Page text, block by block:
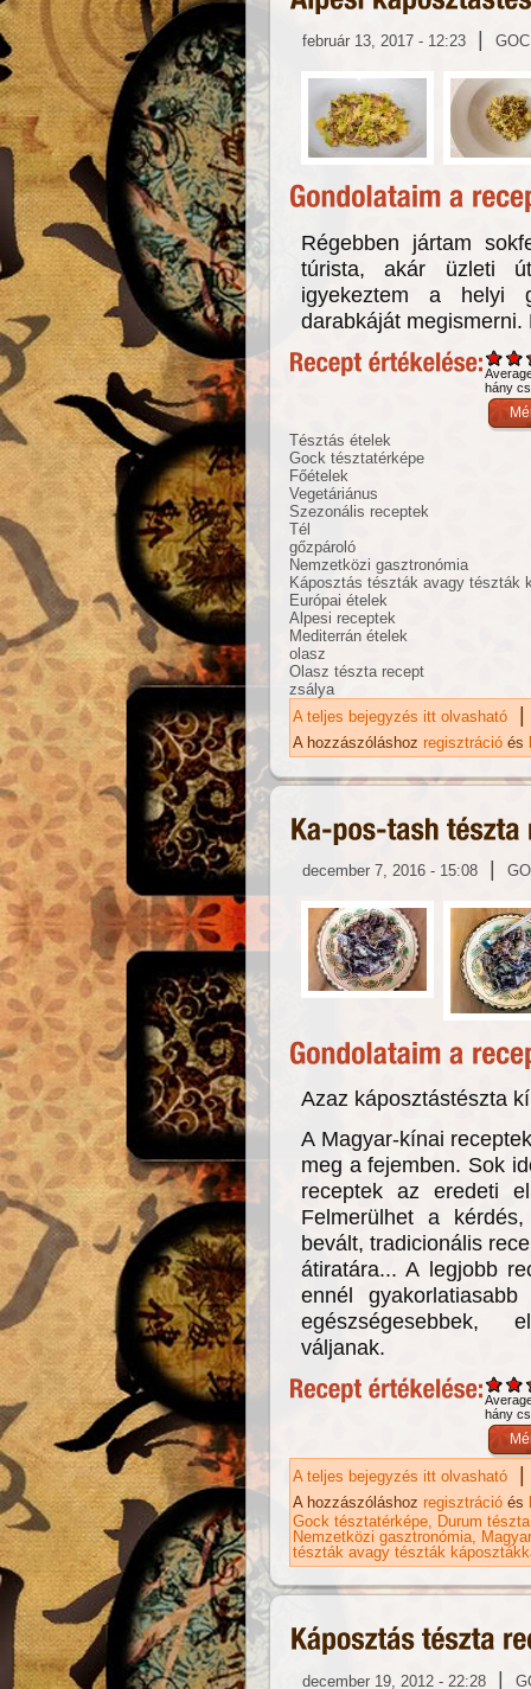
február 13, 2017 - 12:23 |
Régebben jártam
túrista, akár üzleti
igyekeztem a helyi
darabkáját
hány
Tésztás ételek
Gock tésztatérképe
Főételek
Vegetáriánus
Szezonális receptek
Tél
gőzpároló
Nemzetközi gasztronómia
Káposztás tészták avagy tészták
Európai ételek
Alpesi receptek
Mediterrán ételek
olasz
Olasz tészta recept
zsálya
A teljes bejegyzés itt olvasható
|
A hozzászóláshoz regisztráció és
december 7, 2016 - 15:08 |
Azaz káposztástészta
A Magyar-kínai
meg a fejemben. Sok
receptek az eredeti
Felmerülhet a
bevált, tradicionális
átiratára... A legjobb
ennél
egészségesebbek,
váljanak.
hány
A teljes bejegyzés itt olvasható |
A hozzászóláshoz regisztráció és
Gock tésztatérképe
Durum tészta
Nemzetközi gasztronómia
tészták avagy tészták
december 19, 2012 - 22:28 |